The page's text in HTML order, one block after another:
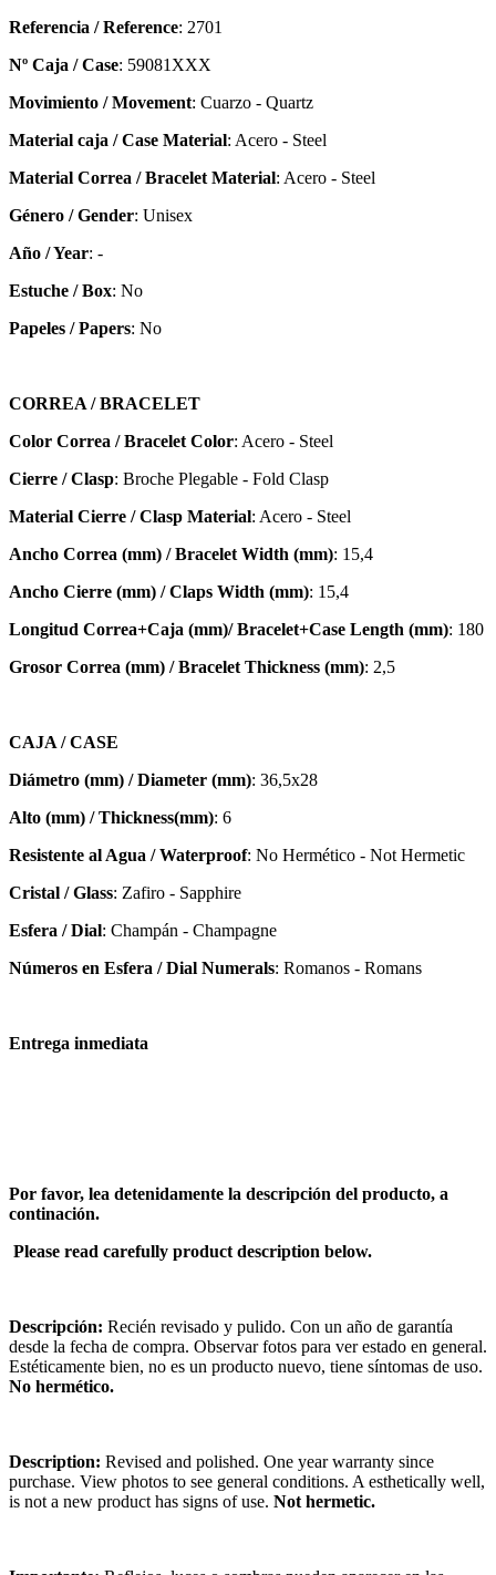
Referencia / Reference: 2701
Nº Caja / Case: 59081XXX
Movimiento / Movement: Cuarzo - Quartz
Material caja / Case Material: Acero - Steel
Material Correa / Bracelet Material: Acero - Steel
Género / Gender: Unisex
Año / Year: -
Estuche / Box: No
Papeles / Papers: No
CORREA / BRACELET
Color Correa / Bracelet Color: Acero - Steel
Cierre / Clasp: Broche Plegable - Fold Clasp
Material Cierre / Clasp Material: Acero - Steel
Ancho Correa (mm) / Bracelet Width (mm): 15,4
Ancho Cierre (mm) / Claps Width (mm): 15,4
Longitud Correa+Caja (mm)/ Bracelet+Case Length (mm): 180
Grosor Correa (mm) / Bracelet Thickness (mm): 2,5
CAJA / CASE
Diámetro (mm) / Diameter (mm): 36,5x28
Alto (mm) / Thickness(mm): 6
Resistente al Agua / Waterproof: No Hermético - Not Hermetic
Cristal / Glass: Zafiro - Sapphire
Esfera / Dial: Champán - Champagne
Números en Esfera / Dial Numerals: Romanos - Romans
Entrega inmediata
Por favor, lea detenidamente la descripción del producto, a
continación.
Please read carefully product description below.
Descripción: Recién revisado y pulido. Con un año de garantía
desde la fecha de compra. Observar fotos para ver estado en general.
Estéticamente bien, no es un producto nuevo, tiene síntomas de uso.
No hermético.
Description: Revised and polished. One year warranty since
purchase. View photos to see general conditions. A esthetically well,
is not a new product has signs of use. Not hermetic.